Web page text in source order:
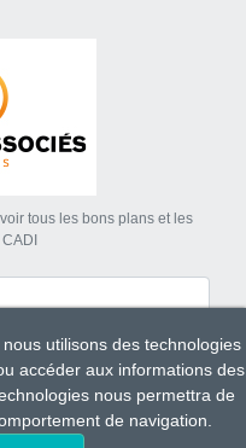
tous les bons plans et les
2023.
utilisons des technologies
accéder aux informations des
nous permettra de
de navigation.